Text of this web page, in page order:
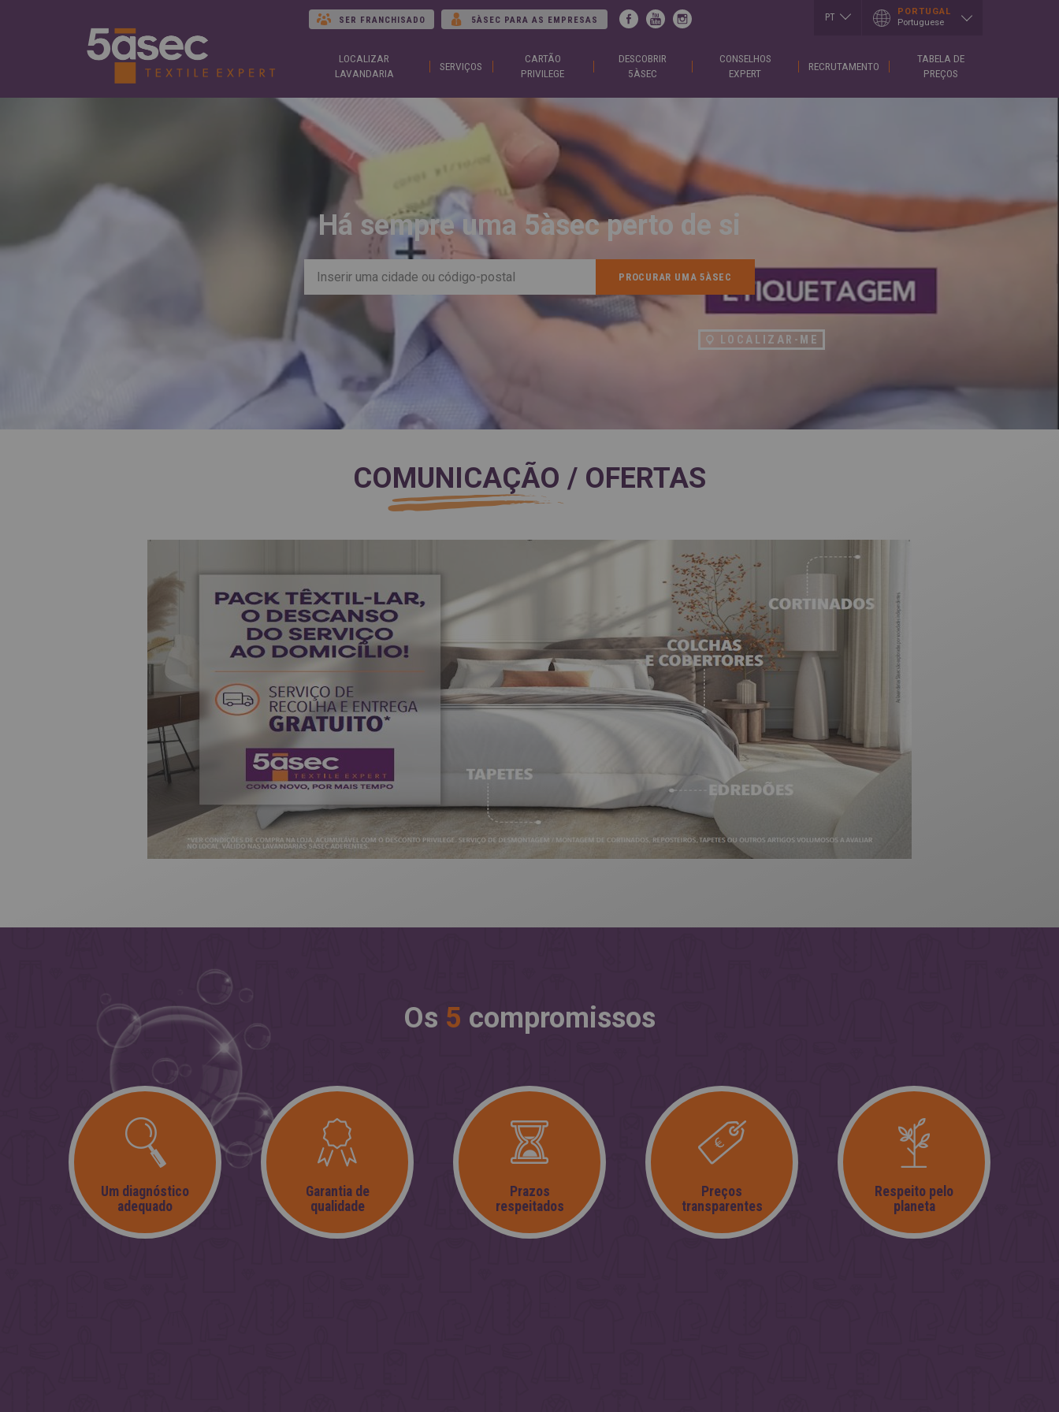
Jump to navigation
SER FRANCHISADO 5ÀSEC PARA AS EMPRESAS PT
PORTUGAL
Portuguese
ARGENTINA
BELGIUM
English
French
BRAZIL
Portuguese
CHILE
COLOMBIA
Español
English
Français
English
ქართული
GREECE
Ελληνικά
English
English
Français
MEXICO
English
ROMÂNĂ
English
SLOVAKIA
English
Français
UKRAINE
Arabic
English
LOCALIZAR
LAVANDARIA
SERVIÇOS
CARTÃO
PRIVILEGE
DESCOBRIR
5ÀSEC
CONSELHOS
EXPERT
RECRUTAMENTO
TABELA DE
PREÇOS
Há sempre uma 5àsec perto de si
LOCALIZAR-ME
COMUNICAÇÃO / OFERTAS
Os 5 compromissos
Um diagnóstico
adequado
Garantia de
qualidade
Prazos
respeitados
Preços
transparentes
Respeito pelo
planeta